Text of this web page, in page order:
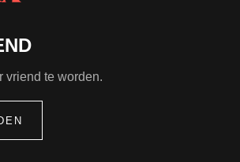
vriend te worden.